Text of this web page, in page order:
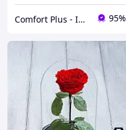
Comfort Plus - Інтенет-магазин Термобілизни 95%